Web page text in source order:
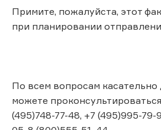
Примите, пожалуйста, этот
при планировании
По всем вопросам
можете
(495)748-77-48, +7 (495)995-